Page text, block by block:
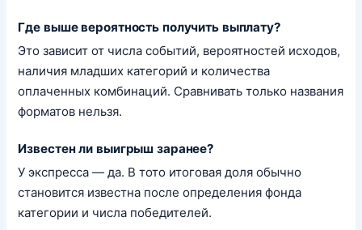
Где выше вероятность получить выплату?
Это зависит от числа событий, вероятностей исходов,
наличия младших категорий и количества
оплаченных комбинаций. Сравнивать только названия
форматов нельзя.
Известен ли выигрыш заранее?
У экспресса — да. В тото итоговая доля обычно
становится известна после определения фонда
категории и числа победителей.